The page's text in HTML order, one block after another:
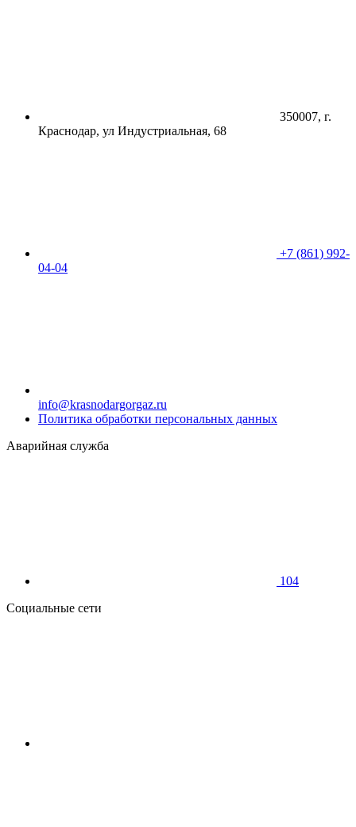
350007, г.
Краснодар, ул Индустриальная, 68
+7 (861) 992-
04-04
info@krasnodargorgaz.ru
Политика обработки персональных данных
Аварийная служба
104
Социальные сети